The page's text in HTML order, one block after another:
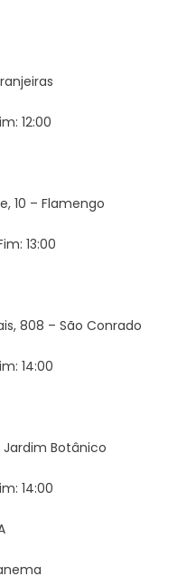
12:00
10 – Flamengo
13:00
808 – São Conrado
14:00
Jardim Botânico
14:00